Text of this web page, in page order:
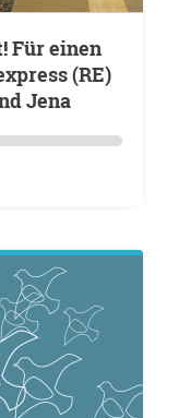
(RE)
Jena